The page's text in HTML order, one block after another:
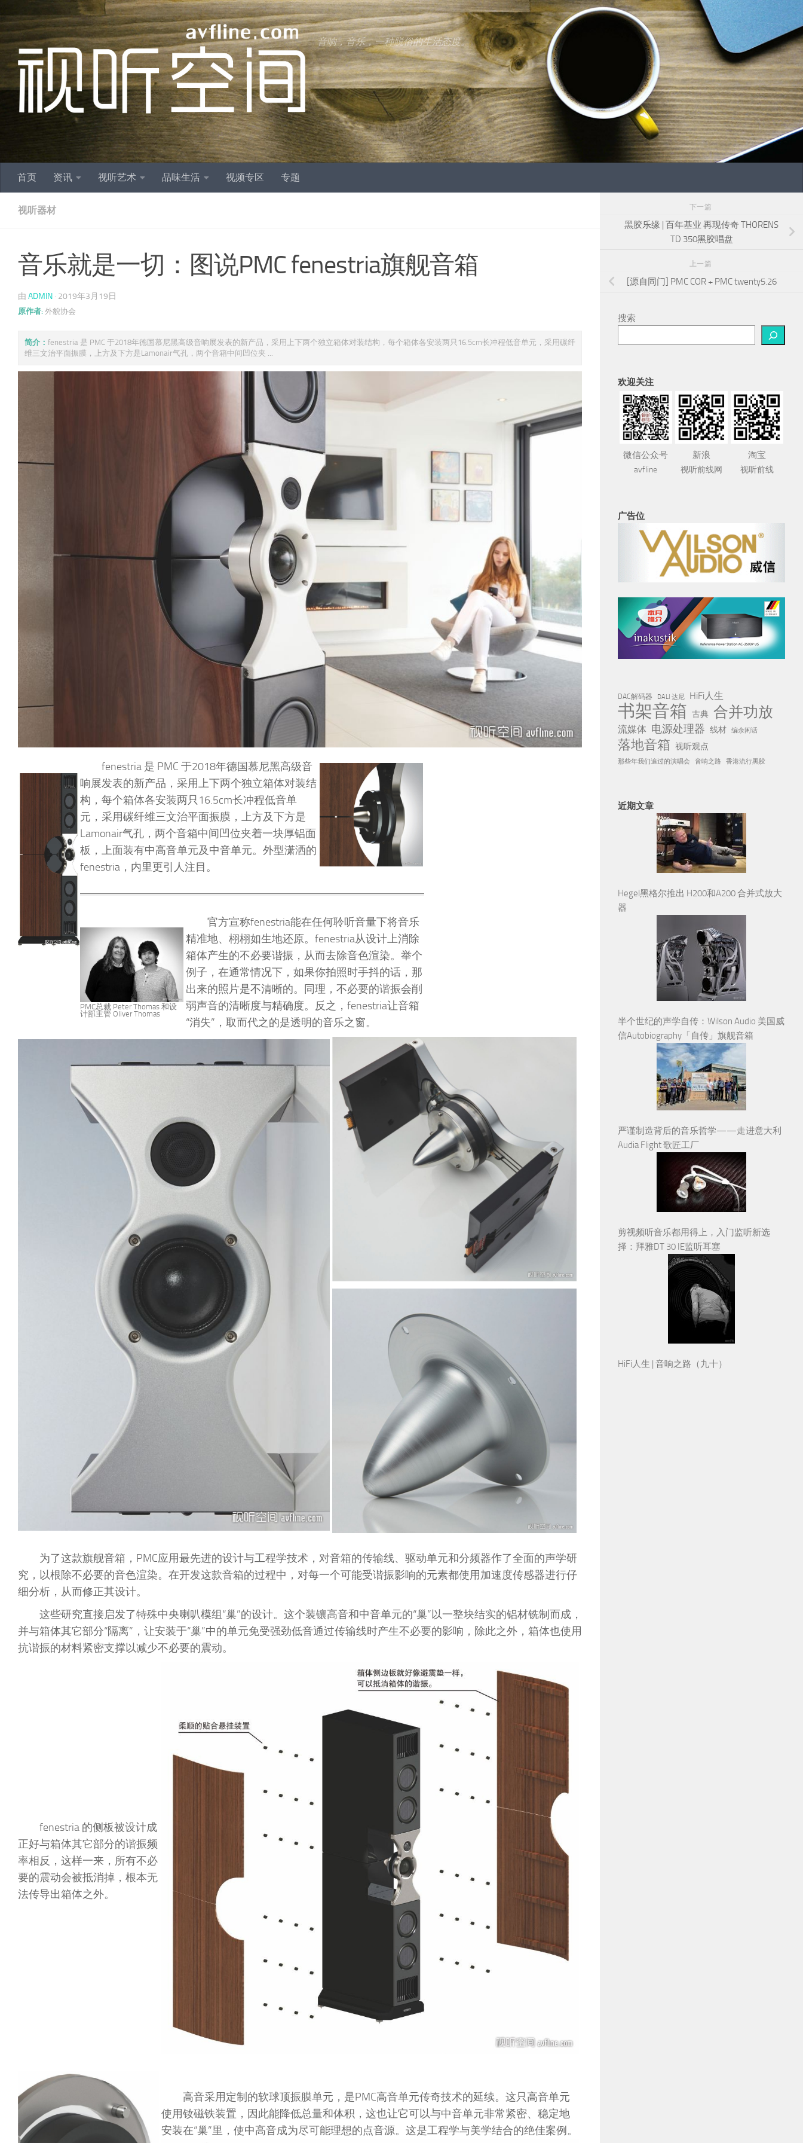
跳至内容
音响，音乐，一种脱俗的生活态度。
首页 资讯 视听艺术 品味生活 视频专区 专题
视听器材
音乐就是一切：图说PMC fenestria旗舰音箱
由 ADMIN · 2019年3月19日
原作者: 外貌协会
简介： fenestria 是 PMC 于2018年德国慕尼黑高级音响展发表的新产品，采用上下两个独立箱体对装结构，每个箱体各安装两只16.5cm长冲程低音单元，采用碳纤
维三文治平面振膜，上方及下方是Lamonair气孔，两个音箱中间凹位夹 ...
fenestria 是 PMC 于2018年德国慕尼黑高级音
响展发表的新产品，采用上下两个独立箱体对装结
构，每个箱体各安装两只16.5cm长冲程低音单
元，采用碳纤维三文治平面振膜，上方及下方是
Lamonair气孔，两个音箱中间凹位夹着一块厚铝面
板，上面装有中高音单元及中音单元。外型潇洒的
fenestria，内里更引人注目。
PMC总裁 Peter Thomas 和设
计部主管 Oliver Thomas
官方宣称fenestria能在任何聆听音量下将音乐
精准地、栩栩如生地还原。fenestria从设计上消除
箱体产生的不必要谐振，从而去除音色渲染。举个
例子，在通常情况下，如果你拍照时手抖的话，那
出来的照片是不清晰的。同理，不必要的谐振会削
弱声音的清晰度与精确度。反之，fenestria让音箱
“消失”，取而代之的是透明的音乐之窗。
为了这款旗舰音箱，PMC应用最先进的设计与工程学技术，对音箱的传输线、驱动单元和分频器作了全面的声学研
究，以根除不必要的音色渲染。在开发这款音箱的过程中，对每一个可能受谐振影响的元素都使用加速度传感器进行仔
细分析，从而修正其设计。
这些研究直接启发了特殊中央喇叭模组“巢”的设计。这个装镶高音和中音单元的“巢”以一整块结实的铝材铣制而成，
并与箱体其它部分“隔离”，让安装于“巢”中的单元免受强劲低音通过传输线时产生不必要的影响，除此之外，箱体也使用
抗谐振的材料紧密支撑以减少不必要的震动。
fenestria 的侧板被设计成
正好与箱体其它部分的谐振频
率相反，这样一来，所有不必
要的震动会被抵消掉，根本无
法传导出箱体之外。
高音采用定制的软球顶振膜单元，是PMC高音单元传奇技术的延续。这只高音单元
使用钕磁铁装置，因此能降低总量和体积，这也让它可以与中音单元非常紧密、稳定地
安装在“巢”里，使中高音成为尽可能理想的点音源。这是工程学与美学结合的绝佳案例。
下一篇
黑胶乐缘 | 百年基业 再现传奇 THORENS
TD 350黑胶唱盘
上一篇
[源自同门] PMC COR + PMC twenty5.26
搜索
欢迎关注
微信公众号
avfline
新浪
视听前线网
淘宝
视听前线
广告位
DAC解码器 DALI 达尼 HiFi人生
书架音箱 古典 合并功放
流媒体 电源处理器 线材 编余闲话
落地音箱 视听观点
那些年我们追过的演唱会 音响之路 香港流行黑胶
近期文章
Hegel黑格尔推出 H200和A200 合并式放大
器
半个世纪的声学自传：Wilson Audio 美国威
信Autobiography「自传」旗舰音箱
严谨制造背后的音乐哲学——走进意大利
Audia Flight 歌匠工厂
剪视频听音乐都用得上，入门监听新选
择：拜雅DT 30 IE监听耳塞
HiFi人生 | 音响之路（九十）